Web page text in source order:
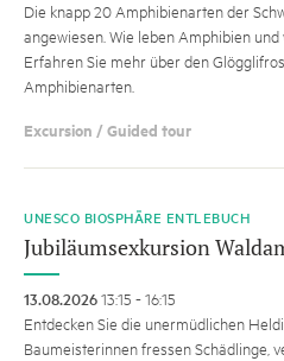
Die knapp 20 Amphibienarten der
angewiesen. Wie leben Amphibien
Erfahren Sie mehr über den
Amphibienarten.
Excursion / Guided tour
UNESCO BIOSPHÄRE ENTLEBUCH
Jubiläumsexkursion
13.08.202613:15 - 16:15
Entdecken Sie die unermüdlichen
Baumeisterinnen fressen Schädlinge,